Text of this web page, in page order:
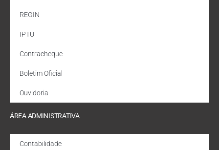
REGIN
IPTU
Contracheque
Boletim Oficial
Ouvidoria
ÁREA ADMINISTRATIVA
Contabilidade